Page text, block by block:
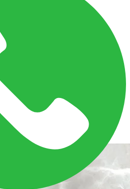
лиц
60x120 11